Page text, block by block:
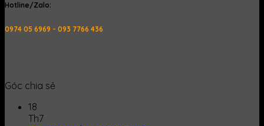
Hotline/Zalo:
0974 05 6969 - 093 7766 436
Góc chia sẻ
18
Th7